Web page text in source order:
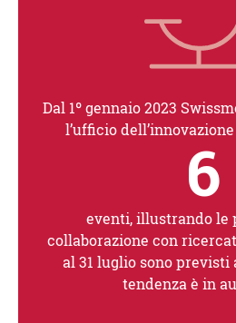
Dal 1º gennaio 2023
l’ufficio
6
eventi, illustrando le
collaborazione con
al 31 luglio sono previsti
tendenza è in